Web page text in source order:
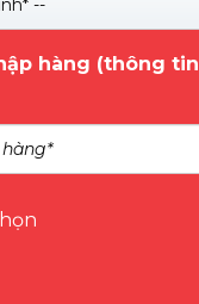
--
hàng (thông tin